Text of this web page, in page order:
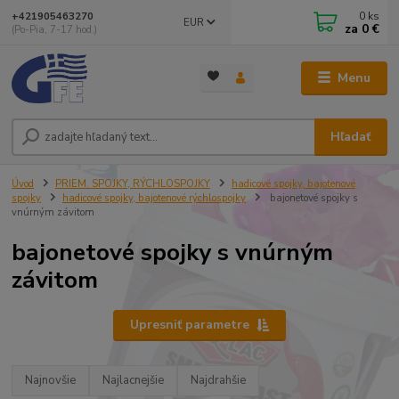
Menu
EUR
Hľadať
+421905463270
(Po-Pia, 7-17 hod.)
0 ks
za 0 €
Úvod PRIEM. SPOJKY, RÝCHLOSPOJKY
hadicové spojky, bajotenové
spojky
hadicové spojky, bajotenové rýchlospojky
bajonetové spojky s
vnúrným závitom
bajonetové spojky s vnúrným
závitom
Upresniť parametre
Najnovšie Najlacnejšie Najdrahšie